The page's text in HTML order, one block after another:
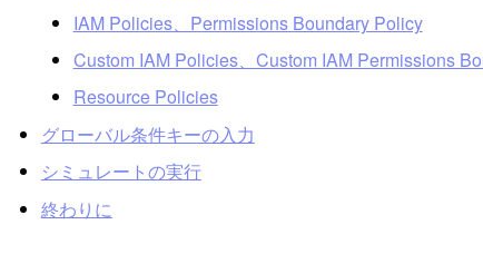
IAM Policies、Permissions Boundary Policy
Custom IAM Policies、Custom IAM Permissions
Resource Policies
グローバル条件キーの入力
シミュレートの実行
終わりに